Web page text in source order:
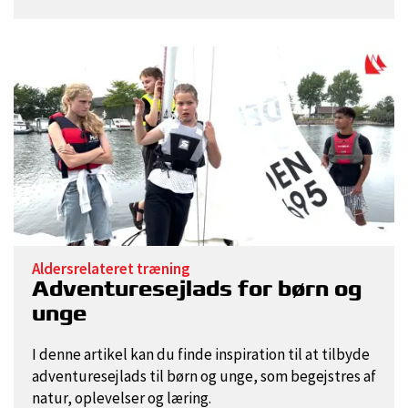
Aldersrelateret træning
Adventuresejlads for børn og
unge
I denne artikel kan du finde inspiration til at tilbyde
adventuresejlads til børn og unge, som begejstres af
natur, oplevelser og læring.